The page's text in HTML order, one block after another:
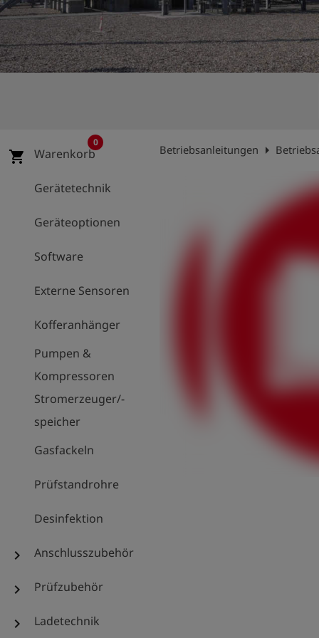
account_circle Anmelden
shieldRegistrierung
shopping_cart Warenkorb
0
Gerätetechnik
Geräteoptionen
Software
Externe Sensoren
Kofferanhänger
Pumpen &
Kompressoren
Stromerzeuger/-
speicher
Gasfackeln
Prüfstandrohre
Desinfektion
chevron_right Anschlusszubehör
chevron_right Prüfzubehör
chevron_right Ladetechnik
Betriebsanleitungen arrow_right